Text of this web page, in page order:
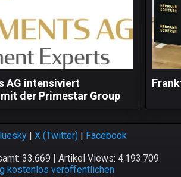
AG intensiviert
der Primestar Group
| X (Twitter)| Facebook
33.669 | Artikel Views: 4.193.709
kostenlos veröffentlichen